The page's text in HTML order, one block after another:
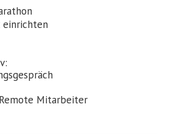
einrichten
Mitarbeiter